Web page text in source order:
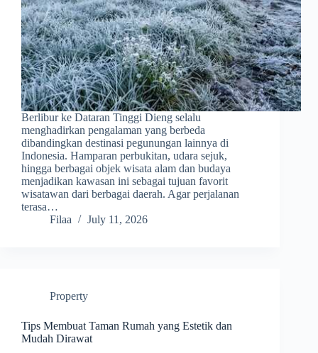
Berlibur ke Dataran Tinggi Dieng selalu
menghadirkan pengalaman yang berbeda
dibandingkan destinasi pegunungan lainnya di
Indonesia. Hamparan perbukitan, udara sejuk,
hingga berbagai objek wisata alam dan budaya
menjadikan kawasan ini sebagai tujuan favorit
wisatawan dari berbagai daerah. Agar perjalanan
terasa…
Filaa
July 11, 2026
Property
Tips Membuat Taman Rumah yang Estetik dan
Mudah Dirawat